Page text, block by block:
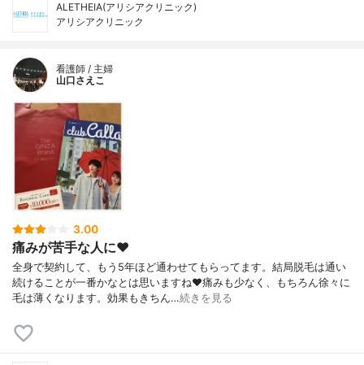
ALETHEIA(アリシアクリニック)
アリシアクリニック
看護師 / 主婦
山口さえこ
3.00
痛みが苦手な人に❤️
全身で契約して、もう5年ほど通わせてもらってます。結局脱毛は通い
続けることが一番かなとは思いますね❤️痛みも少なく、もちろん徐々に
毛は薄くなります。効果もきちん…続きを見る